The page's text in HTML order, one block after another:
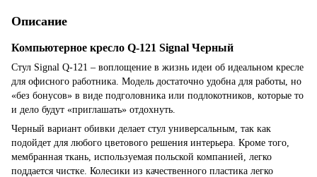
Описание
Компьютерное кресло Q-121 Signal Черный
Стул Signal Q-121 ‒ воплощение в жизнь идеи об идеальном кресле
для офисного работника. Модель достаточно удобна для работы, но
«без бонусов» в виде подголовника или подлокотников, которые то
и дело будут «приглашать» отдохнуть.
Черный вариант обивки делает стул универсальным, так как
подойдет для любого цветового решения интерьера. Кроме того,
мембранная ткань, используемая польской компанией, легко
поддается чистке. Колесики из качественного пластика легко